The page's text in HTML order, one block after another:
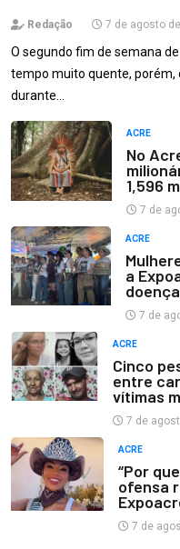
Redação 7 de agosto
O segundo fim de semana
tempo muito quente, porém,
durante…
ACRE
No
1,596
7 de
ACRE
a
7 de
ACRE
Cinco
entre
vítimas
7 de
ACRE
“Por
ofensa
7 de